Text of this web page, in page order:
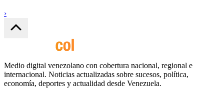
›
Medio digital venezolano con cobertura nacional, regional e
internacional. Noticias actualizadas sobre sucesos, política,
economía, deportes y actualidad desde Venezuela.